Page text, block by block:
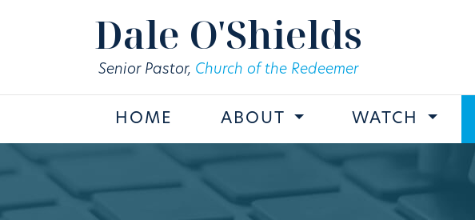
Dale O'Shields
Senior Pastor, Church of the Redeemer
HOME ABOUT WATCH